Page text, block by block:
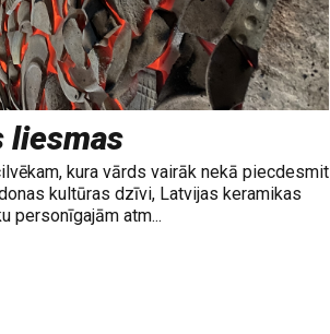
liesmas
kura vārds vairāk nekā piecdesmit
kultūras dzīvi, Latvijas keramikas
personīgajām atm...